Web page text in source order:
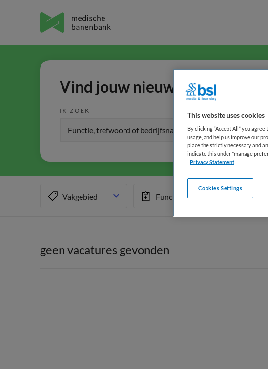
Vind jouw nieuwe baan in
IK ZOEK
Vakgebied Functiegebied
geen vacatures gevonden
This website uses cookies
By clicking “Accept All” you
usage, and help us improve our
place the strictly necessary and
indicate this under "manage
Privacy Statement
Cookies Settings